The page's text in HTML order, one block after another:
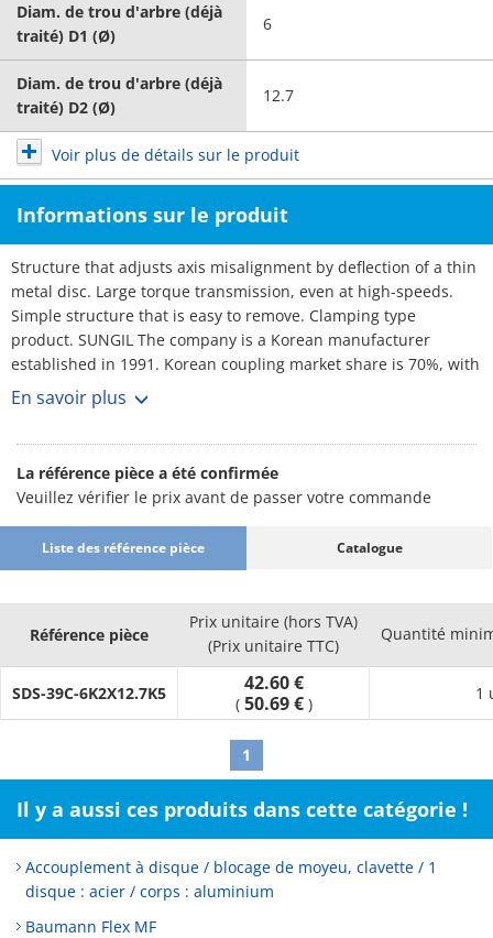
Diam. de trou d'arbre (déjà
traité) D1 (Ø)
6
Diam. de trou d'arbre (déjà
traité) D2 (Ø)
12.7
Voir plus de détails sur le produit
Informations sur le produit
Structure that adjusts axis misalignment by deflection of a thin
metal disc. Large torque transmission, even at high-speeds.
Simple structure that is easy to remove. Clamping type
product. SUNGIL The company is a Korean manufacturer
established in 1991. Korean coupling market share is 70%, with
over 3,000 customers. No1 maker. Rich selection, and short
lead-times.
En savoir plus
La référence pièce a été confirmée
Veuillez vérifier le prix avant de passer votre commande
Liste des référence pièce Catalogue
Référence pièce
Prix unitaire (hors TVA)
(Prix unitaire TTC)
Quantité
SDS-39C-6K2X12.7K5 42.60 €
( 50.69 € )
1
1
Il y a aussi ces produits dans cette catégorie !
Accouplement à disque / blocage de moyeu, clavette / 1
disque : acier / corps : aluminium
Baumann Flex MF